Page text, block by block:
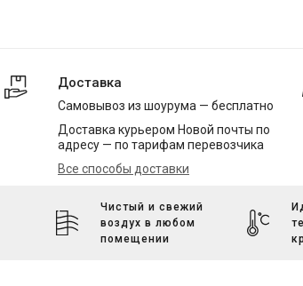
Доставка
Самовывоз из шоурума — бесплатно
Доставка курьером Новой почты по
адресу — по тарифам перевозчика
Все способы доставки
Чистый и свежий
воздух в любом
помещении